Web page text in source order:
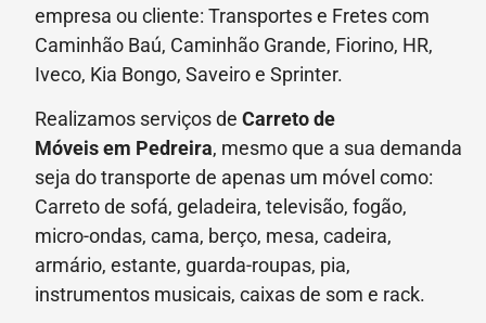
empresa ou cliente: Transportes e Fretes com
Caminhão Baú, Caminhão Grande, Fiorino, HR,
Iveco, Kia Bongo, Saveiro e Sprinter.
Realizamos serviços de Carreto de
Móveisem Pedreira, mesmo que a sua demanda
seja do transporte de apenas um móvel como:
Carreto de sofá, geladeira, televisão, fogão,
micro-ondas, cama, berço, mesa, cadeira,
armário, estante, guarda-roupas, pia,
instrumentos musicais, caixas de som e rack.